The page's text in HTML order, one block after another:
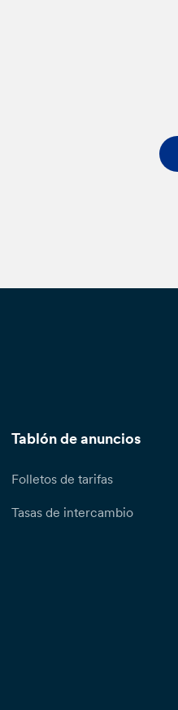
Tablón de anuncios
Folletos de tarifas
Tasas de intercambio